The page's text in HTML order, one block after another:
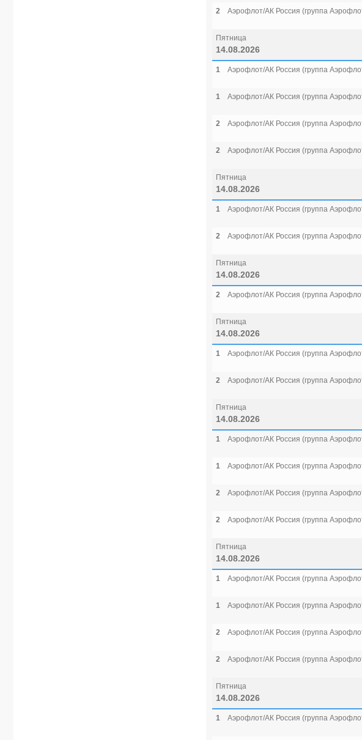
2 Аэрофлот/АК Россия (группа
Пятница
14.08.2026
1 Аэрофлот/АК Россия (группа
1 Аэрофлот/АК Россия (группа
2 Аэрофлот/АК Россия (группа
2 Аэрофлот/АК Россия (группа
Пятница
14.08.2026
1 Аэрофлот/АК Россия (группа
2 Аэрофлот/АК Россия (группа
Пятница
14.08.2026
2 Аэрофлот/АК Россия (группа
Пятница
14.08.2026
1 Аэрофлот/АК Россия (группа
2 Аэрофлот/АК Россия (группа
Пятница
14.08.2026
1 Аэрофлот/АК Россия (группа
1 Аэрофлот/АК Россия (группа
2 Аэрофлот/АК Россия (группа
2 Аэрофлот/АК Россия (группа
Пятница
14.08.2026
1 Аэрофлот/АК Россия (группа
1 Аэрофлот/АК Россия (группа
2 Аэрофлот/АК Россия (группа
2 Аэрофлот/АК Россия (группа
Пятница
14.08.2026
1 Аэрофлот/АК Россия (группа